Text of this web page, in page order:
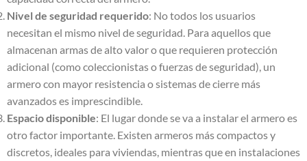
Nivel de seguridad requerido: No todos los usuarios
necesitan el mismo nivel de seguridad. Para aquellos que
almacenan armas de alto valor o que requieren protección
adicional (como coleccionistas o fuerzas de seguridad), un
armero con mayor resistencia o sistemas de cierre más
avanzados es imprescindible.
Espacio disponible: El lugar donde se va a instalar el armero es
otro factor importante. Existen armeros más compactos y
discretos, ideales para viviendas, mientras que en instalaciones